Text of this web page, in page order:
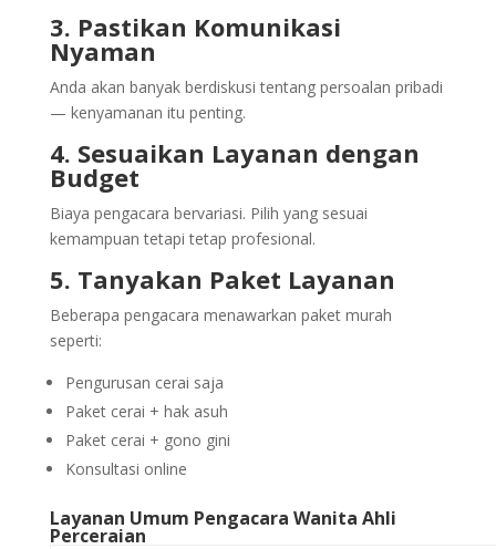
3. Pastikan Komunikasi
Nyaman
Anda akan banyak berdiskusi tentang persoalan pribadi
— kenyamanan itu penting.
4. Sesuaikan Layanan dengan
Budget
Biaya pengacara bervariasi. Pilih yang sesuai
kemampuan tetapi tetap profesional.
5. Tanyakan Paket Layanan
Beberapa pengacara menawarkan paket murah
seperti:
Pengurusan cerai saja
Paket cerai + hak asuh
Paket cerai + gono gini
Konsultasi online
Layanan Umum Pengacara Wanita Ahli
Perceraian